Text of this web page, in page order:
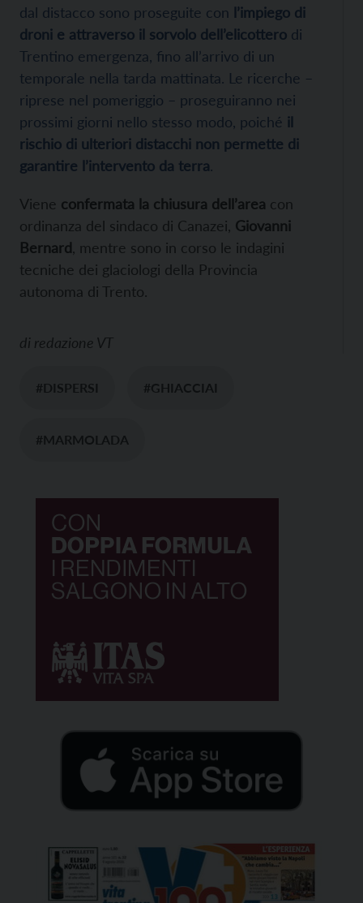
dal distacco sono proseguite con l’impiego di
droni e attraverso il sorvolo dell’elicottero di
Trentino emergenza, fino all’arrivo di un
temporale nella tarda mattinata. Le ricerche –
riprese nel pomeriggio – proseguiranno nei
prossimi giorni nello stesso modo, poiché il
rischio di ulteriori distacchi non permette di
garantire l’intervento da terra.
Viene confermata la chiusura dell’area con
ordinanza del sindaco di Canazei, Giovanni
Bernard , mentre sono in corso le indagini
tecniche dei glaciologi della Provincia
autonoma di Trento.
di redazione VT
#DISPERSI #GHIACCIAI
#MARMOLADA